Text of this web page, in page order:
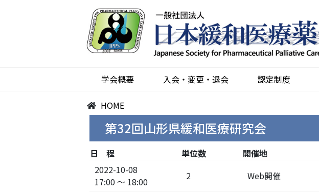
学会概要 入会・変更・退会 認定制度
HOME
第32回山形県緩和医療研究会
日 程 単位数
開催地
2022-10-08
17:00 ～ 18:00
2 Web開催